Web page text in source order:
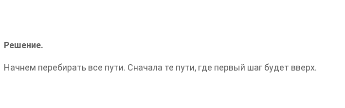
Решение.
Начнем перебирать все пути. Сначала те пути, где первый шаг будет вверх.